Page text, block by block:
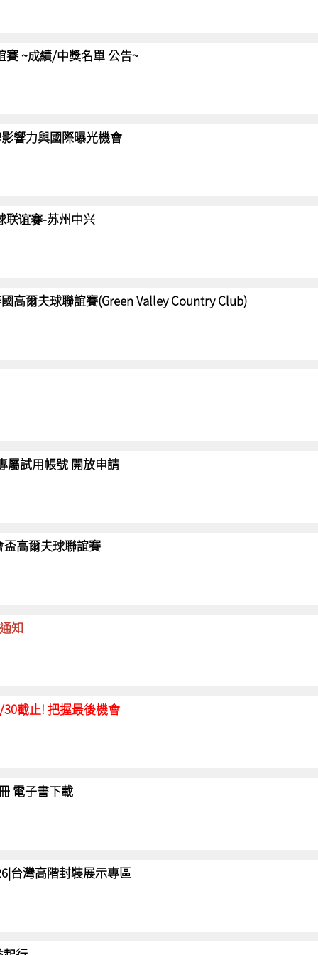
賽 ~成績/中獎名單 公告~
響力與國際曝光機會
联谊赛-苏州中兴
高爾夫球聯誼賽(Green Valley Country Club)
屬試用帳號 開放申請
盃高爾夫球聯誼賽
知
30截止! 把握最後機會
電子書下載
台灣高階封裝展示專區